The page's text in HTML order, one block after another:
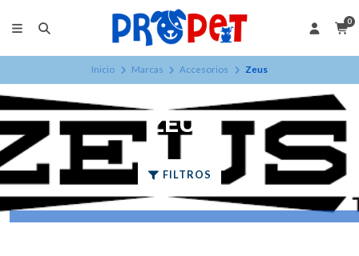
0
Inicio Marcas Accesorios Zeus
ZEUS
FILTROS